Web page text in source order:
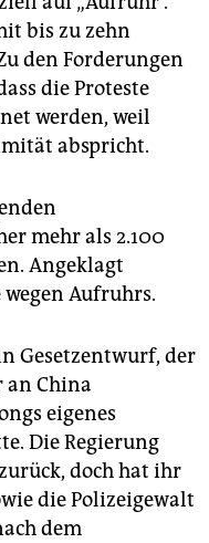
bis zu zehn
den Forderungen
die Proteste
werden, weil
abspricht.
mehr als 2.100
Angeklagt
Aufruhrs.
Gesetzentwurf, der
an China
eigenes
Die Regierung
doch hat ihr
die Polizeigewalt
dem